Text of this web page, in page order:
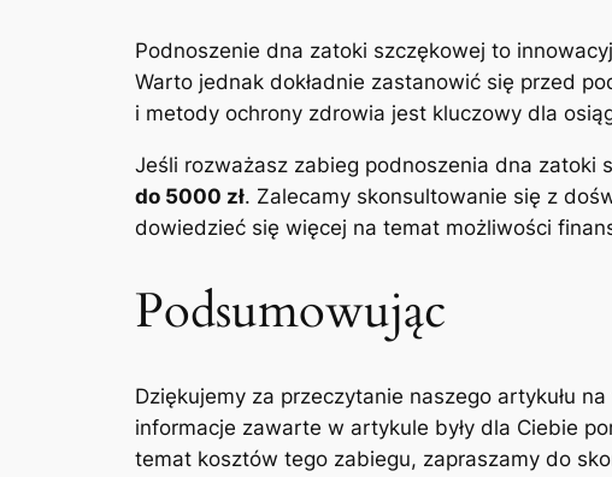
Podnoszenie dna zatoki szczękowej to
Warto jednak dokładnie zastanowić się⁢ przed
i metody ochrony zdrowia jest kluczowy dla
Jeśli rozważasz zabieg podnoszenia⁢ dna zatoki⁢
do 5000 zł. Zalecamy‌ skonsultowanie się z
⁤dowiedzieć się więcej na temat możliwości
Podsumowując
Dziękujemy za ‌przeczytanie naszego artykułu
informacje zawarte w ‌artykule⁣ były dla Ciebie⁢
temat kosztów ⁣tego zabiegu, zapraszamy do‍